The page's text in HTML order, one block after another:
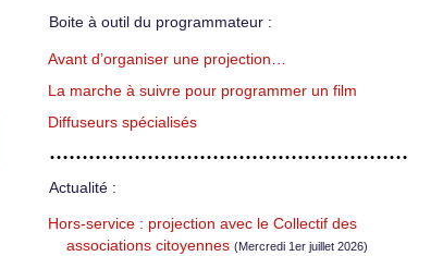
Boite à outil du programmateur :
Avant d’organiser une projection…
La marche à suivre pour programmer un film
Diffuseurs spécialisés
Actualité :
Hors-service : projection avec le Collectif des
associations citoyennes (Mercredi 1er juillet 2026)